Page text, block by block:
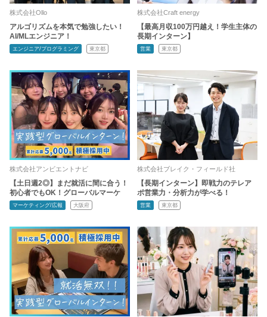
株式会社Ollo
アルゴリズムを本気で勉強したい！
AI/MLエンジニア！
エンジニア/プログラミング 東京都
株式会社Craft energy
【最高月収100万円越え！学生主体の
長期インターン】
営業 東京都
株式会社アンビエントナビ
【土日週2◎】まだ就活に間に合う！
初心者でもOK！グローバルマーケ
マーケティング/広報 大阪府
株式会社ブレイク・フィールド社
【長期インターン】即戦力のテレア
ポ営業力・分析力が学べる！
営業 東京都